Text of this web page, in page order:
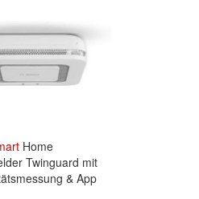
Home
Twinguard mit
& App